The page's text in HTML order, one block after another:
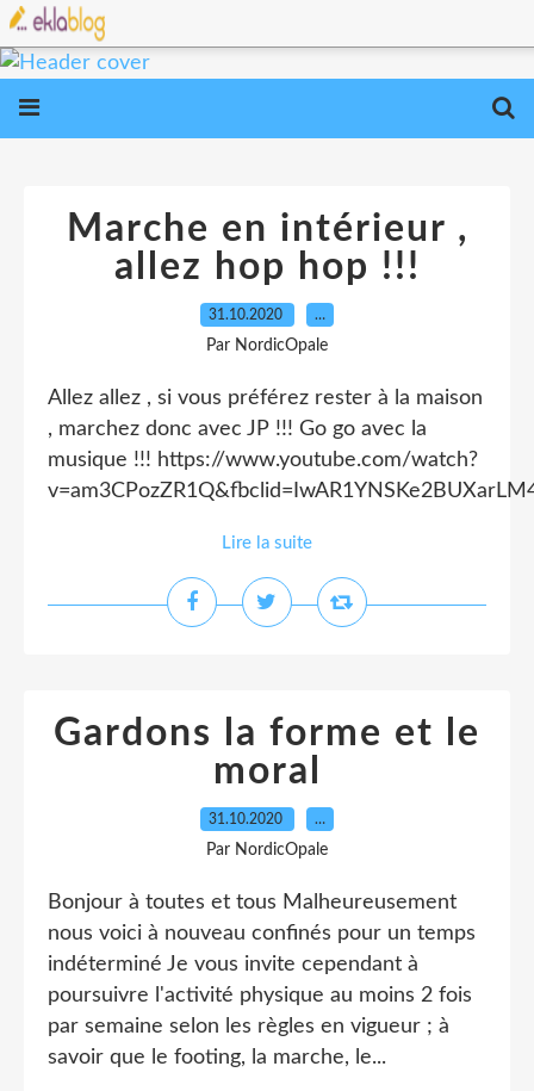
Marche en intérieur ,
allez hop hop !!!
31.10.2020 …
Par NordicOpale
Allez allez , si vous préférez rester à la maison
, marchez donc avec JP !!! Go go avec la
musique !!! https://www.youtube.com/watch?
Lire la suite
Gardons la forme et le
moral
31.10.2020 …
Par NordicOpale
Bonjour à toutes et tous Malheureusement
nous voici à nouveau confinés pour un temps
indéterminé Je vous invite cependant à
poursuivre l'activité physique au moins 2 fois
par semaine selon les règles en vigueur ; à
savoir que le footing, la marche, le...